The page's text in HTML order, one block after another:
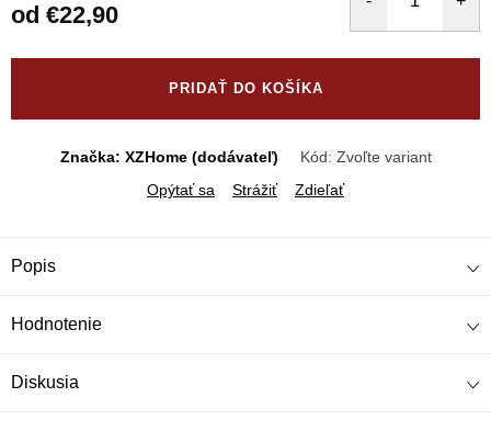
od €22,90
PRIDAŤ DO KOŠÍKA
Značka: XZHome (dodávateľ) Kód: Zvoľte variant
Opýtať sa
Strážiť Zdieľať
Popis
Hodnotenie
Diskusia